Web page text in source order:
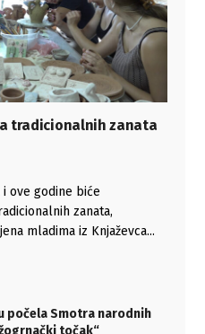
tradicionalnih zanata
i ove godine biće
zanata,
mladima iz Knjaževca...
počela Smotra narodnih